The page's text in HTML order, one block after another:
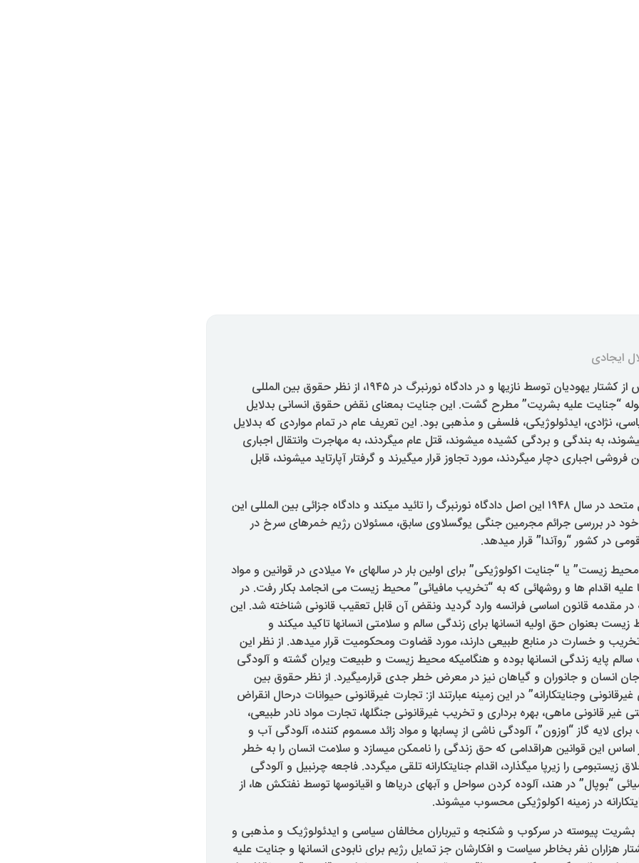
ایجادی
پس از کشتار یهودیان توسط نازیها و در دادگاه نورنبرگ در ۱۹۴۵، از نظر حقوق بین المللی
“جنایت علیه بشریت” مطرح گشت. این جنایت بمعنای نقض حقوق انسانی بدلایل
نژادی، ایدئولوژیکی، فلسفی و مذهبی بود. این تعریف عام در تمام مواردی که بدلایل
به بندگی و بردگی کشیده میشوند، قتل عام میگردند، به مهاجرت وانتقال اجباری
فروشی اجباری دچار میگردند، مورد تجاوز قرار میگیرند و گرفتار آپارتاید میشوند، قابل
قطعنامه سازمان ملل متحد در سال ۱۹۴۸ این اصل دادگاه نورنبرگ را تائید میکند و دادگاه جزائی بین المللی این
خود در بررسی جرائم مجرمین جنگی یوگسلاوی سابق، مسئولان رژیم خمرهای سرخ در
در کشور “روآندا” قرار میدهد.
مقوله “جنایت علیه محیط زیست” یا “جنایت اکولوژیکی” برای اولین بار در سالهای ۷۰ میلادی در قوانین و مواد
علیه اقدام ها و روشهائی که به “تخریب مافیائی” محیط زیست می انجامد بکار رفت. در
مقوله در مقدمه قانون اساسی فرانسه وارد گردید ونقض آن قابل تعقیب قانونی شناخته شد. این
بعنوان حق اولیه انسانها برای زندگی سالم و سلامتی انسانها تاکید میکند و
و خسارت در منابع طبیعی دارند، مورد قضاوت ومحکومیت قرار میدهد. از نظر این
پایه زندگی انسانها بوده و هنگامیکه محیط زیست و طبیعت ویران گشته و آلودگی
انسان و جانوران و گیاهان نیز در معرض خطر جدی قرارمیگیرد. از نظر حقوق بین
وجنایتکارانه” در این زمینه عبارتند از: تجارت غیرقانونی حیوانات درحال انقراض
غیر قانونی ماهی، بهره برداری و تخریب غیرقانونی جنگلها، تجارت مواد نادر طبیعی،
لایه گاز “اوزون”، آلودگی ناشی از پسابها و مواد زائد مسموم کننده، آلودگی آب و
اساس این قوانین هراقدامی که حق زندگی را ناممکن میسازد و سلامت انسان را به خطر
زیستبومی را زیرپا میگذارد، اقدام جنایتکارانه تلقی میگردد. فاجعه چرنبیل و آلودگی
“بوپال” در هند، آلوده کردن سواحل و آبهای دریاها و اقیانوسها توسط نفتکش ها، از
در زمینه اکولوژیکی محسوب میشوند.
بشریت پیوسته در سرکوب و شکنجه و تیرباران مخالفان سیاسی و ایدئولوژیک و مذهبی و
هزاران نفر بخاطر سیاست و افکارشان جز تمایل رژیم برای نابودی انسانها و جنایت علیه